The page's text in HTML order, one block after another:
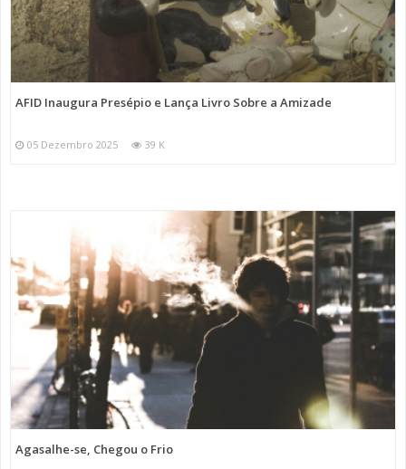
AFID Inaugura Presépio e Lança Livro Sobre a Amizade
05 Dezembro 2025 39 K
Agasalhe-se, Chegou o Frio